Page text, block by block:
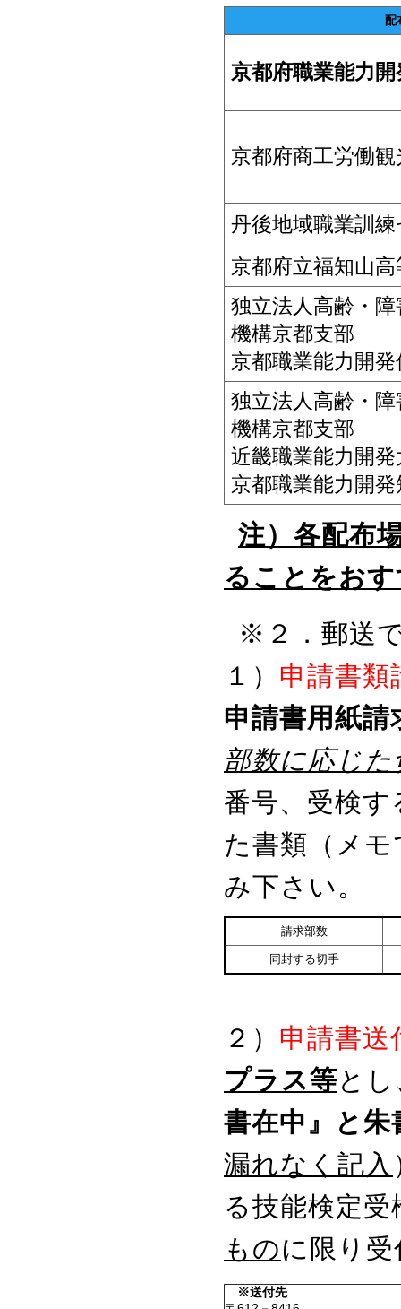
配
京都府職業能力開
京都府商工労働
丹後地域職業訓
京都府立福知山
独立法人高齢・
機構京都支部
京都職業能力開
独立法人高齢・
機構京都支部
近畿職業能力開
京都職業能力開
注）各配布
ることをお
※２．郵送
１） 申請書類
申請書用紙請
部数に応じた
番号、受検
た書類（メ
み下さい。
請求部数
同封する切手
２） 申請書送
プラス等と
書在中』と朱
漏れなく記入
る技能検定受
ものに限り
※送付先